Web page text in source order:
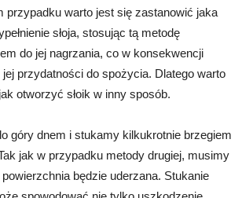
przypadku warto jest się zastanowić jaka
słoja, stosując tą metodę
do jej nagrzania, co w konsekwencji
przydatności do spożycia. Dlatego warto
otworzyć słoik w inny sposób.
góry dnem i stukamy kilkukrotnie brzegiem
jak w przypadku metody drugiej, musimy
będzie uderzana. Stukanie